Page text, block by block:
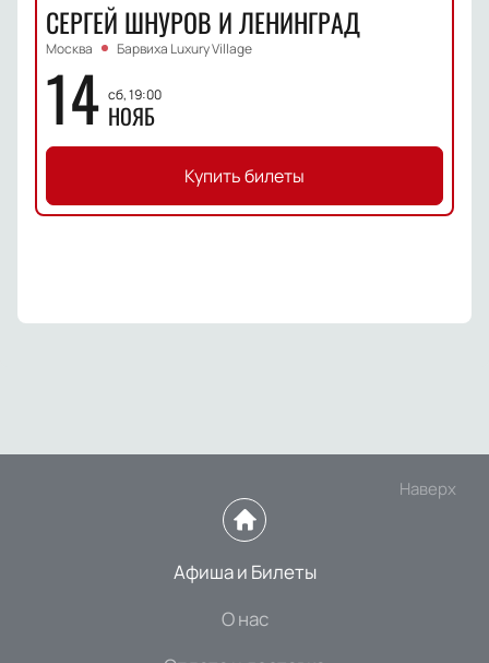
СЕРГЕЙ ШНУРОВ И ЛЕНИНГРАД
Москва Барвиха Luxury Village
14 сб, 19:00
НОЯБ
Купить билеты
Наверх
Афиша и Билеты
О нас